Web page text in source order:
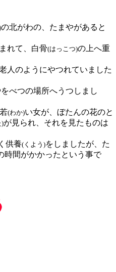
の北がわの、たまやがあると
れて、白骨(はっこつ)の上へ重
人のようにやつれていました
べつの場所へうつしまし
(わか)い女が、ぼたんの花のと
)が見られ、それを見たものは
供養(くよう)をしましたが、た
時間がかかったという事で